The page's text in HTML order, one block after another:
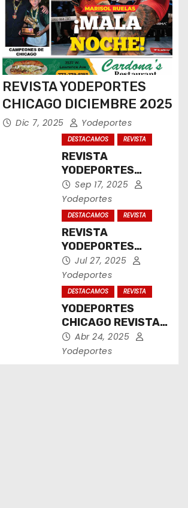
REVISTA YODEPORTES
CHICAGO DICIEMBRE 2025
Dic 7, 2025 Yodeportes
DESTACAMOS REVISTA
REVISTA
YODEPORTES
CHICAGO
SEPTIEMBRE 2025
Sep 17, 2025
Yodeportes
DESTACAMOS REVISTA
REVISTA
YODEPORTES
CHICAGO JULIO
2025
Jul 27, 2025
Yodeportes
DESTACAMOS REVISTA
YODEPORTES
CHICAGO REVISTA
IMPRESA ABRIL
2025
Abr 24, 2025
Yodeportes